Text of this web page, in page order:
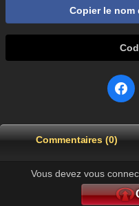
Copier le nom
Commentaires (0)
Vous devez vous